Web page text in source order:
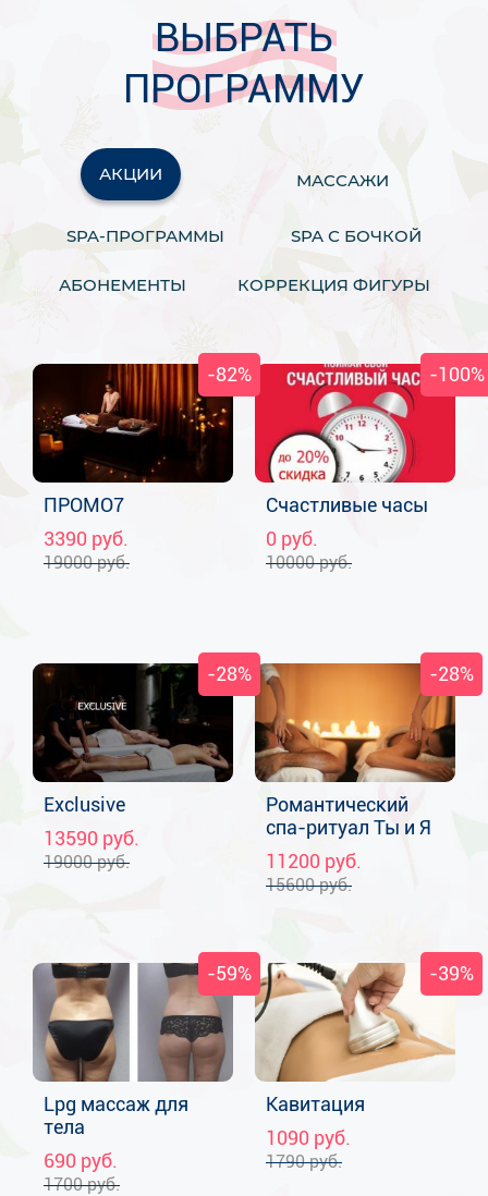
ВЫБРАТЬ
ПРОГРАММУ
АКЦИИ МАССАЖИ
SPA-ПРОГРАММЫ SPA С БОЧКОЙ
АБОНЕМЕНТЫ КОРРЕКЦИЯ ФИГУРЫ
-82%
ПРОМО7
3390 руб.
19000руб.
-100%
Счастливые часы
0 руб.
10000руб.
-28%
Exclusive
13590 руб.
19000руб.
-28%
Романтический
спа-ритуал Ты и Я
11200 руб.
15600руб.
-59%
Lpg массаж для
тела
690 руб.
1700руб.
-39%
Кавитация
1090 руб.
1790руб.